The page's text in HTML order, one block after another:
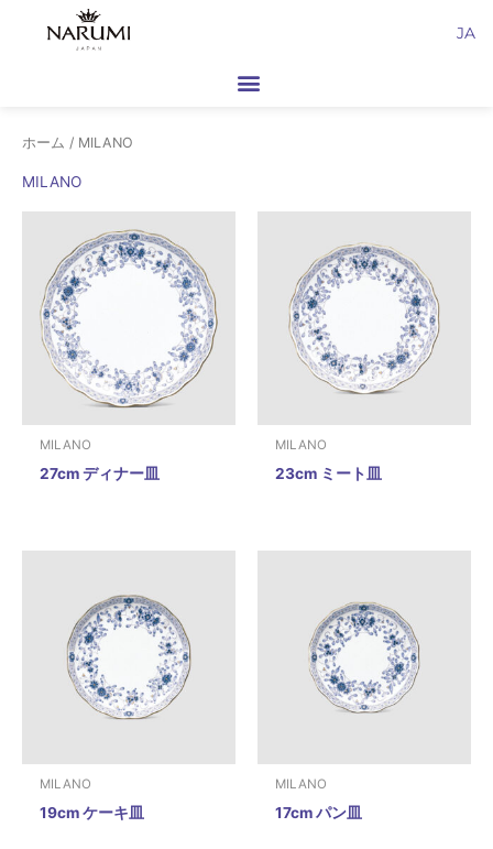
JA
ホーム / MILANO
MILANO
MILANO
27cm ディナー皿
MILANO
23cm ミート皿
MILANO
19cm ケーキ皿
MILANO
17cm パン皿